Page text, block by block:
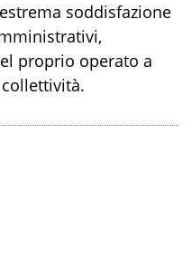
soddisfazione
proprio operato a